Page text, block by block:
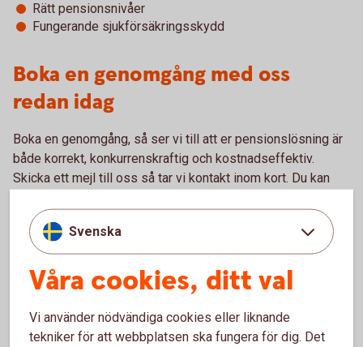
Rätt pensionsnivåer
Fungerande sjukförsäkringsskydd
Boka en genomgång med oss
redan idag
Boka en genomgång, så ser vi till att er pensionslösning är
både korrekt, konkurrenskraftig och kostnadseffektiv.
Skicka ett mejl till oss så tar vi kontakt inom kort. Du kan
de som ingår i pensionsplanen.
Hör av dig om du vill veta mer om hur du gör.
Försäkringsgruppen
Svenska
Våra cookies, ditt val
Vi använder nödvändiga cookies eller liknande
tekniker för att webbplatsen ska fungera för dig. Det